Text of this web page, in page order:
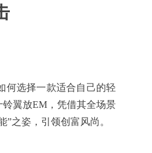
选择一款适合自己的轻
翼放EM，凭借其全场景
之姿，引领创富风尚。